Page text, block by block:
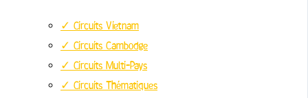
✓ Circuits Vietnam
✓ Circuits Cambodge
✓ Circuits Multi-Pays
✓ Circuits Thématiques